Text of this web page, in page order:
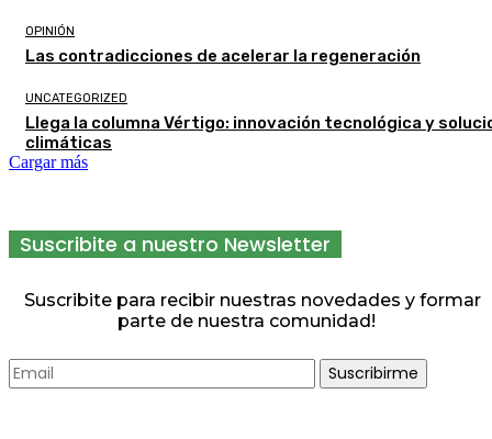
OPINIÓN
Las contradicciones de acelerar la regeneración
UNCATEGORIZED
Llega la columna Vértigo: innovación tecnológica y
climáticas
Cargar más
Suscribite a nuestro Newsletter
Suscribite para recibir nuestras novedades y formar
parte de nuestra comunidad!